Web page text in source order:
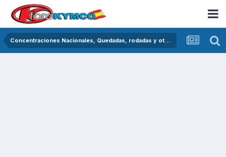
Concentraciones Nacionales, Quedadas, rodadas y otras crónicas del asfalto